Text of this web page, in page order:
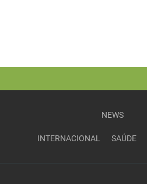
NEWS
INTERNACIONAL SAÚDE